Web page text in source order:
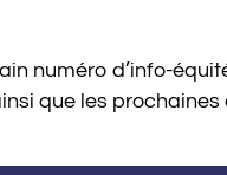
numéro d’info-
que les